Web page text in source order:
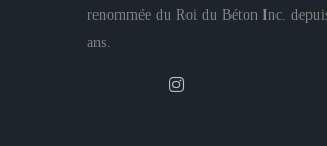
renommée du Roi du Béton Inc.
ans.